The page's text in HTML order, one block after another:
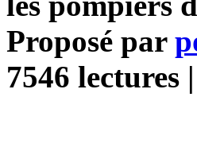
Proposé par
7546 lectures |